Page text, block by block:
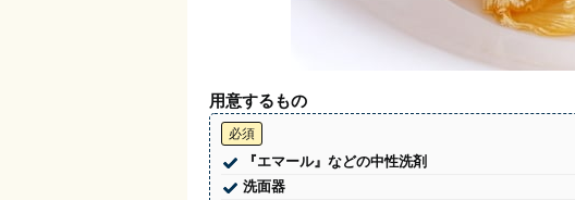
用意するもの
必須
『エマール』などの中性洗剤
洗面器